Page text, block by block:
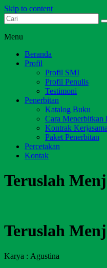
Skip to content
Dari Jambi untuk Indonesia
Menu
Beranda
Profil
Profil SMI
Profil Penulis
Testimoni
Penerbitan
Katalog Buku
Cara Menerbitkan
Kontrak Kerjasama
Paket Penerbitan
Percetakan
Kontak
Teruslah
Teruslah
Karya : Agustina